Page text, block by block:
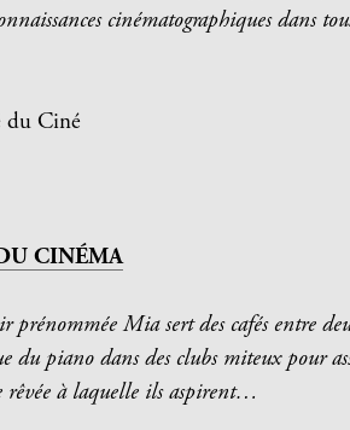
cinématographiques dans
du Ciné
CINÉMA
prénommée Mia sert des cafés entre
du piano dans des clubs miteux pour
rêvée à laquelle ils aspirent…